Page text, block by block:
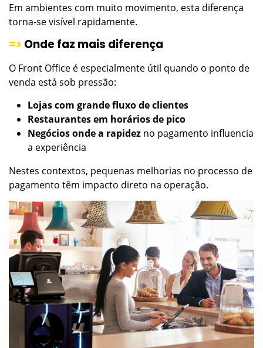
Em ambientes com muito movimento, esta diferença
torna-se visível rapidamente.
=> Onde faz mais diferença
O Front Office é especialmente útil quando o ponto de
venda está sob pressão:
Lojas com grande fluxo de clientes
Restaurantes em horários de pico
Negócios onde a rapidez no pagamento influencia
a experiência
Nestes contextos, pequenas melhorias no processo de
pagamento têm impacto direto na operação.